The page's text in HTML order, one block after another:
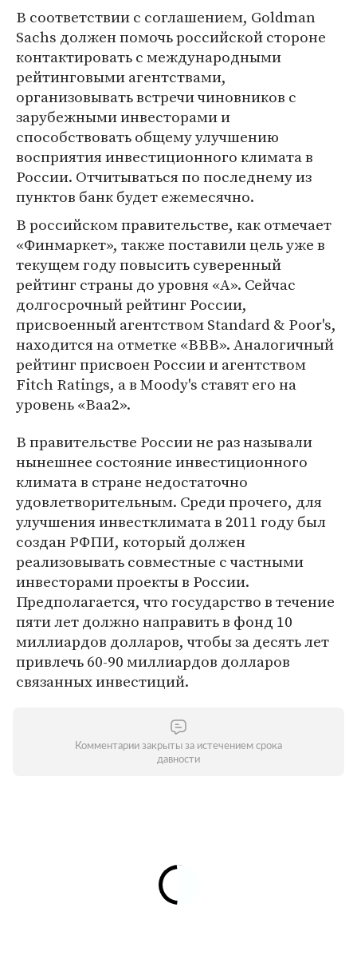
В соответствии с соглашением, Goldman
Sachs должен помочь российской стороне
контактировать с международными
рейтинговыми агентствами,
организовывать встречи чиновников с
зарубежными инвесторами и
способствовать общему улучшению
восприятия инвестиционного климата в
России. Отчитываться по последнему из
пунктов банк будет ежемесячно.
В российском правительстве, как отмечает
«Финмаркет», также поставили цель уже в
текущем году повысить суверенный
рейтинг страны до уровня «А». Сейчас
долгосрочный рейтинг России,
присвоенный агентством Standard & Poor's,
находится на отметке «ВВВ». Аналогичный
рейтинг присвоен России и агентством
Fitch Ratings, а в Moody's ставят его на
уровень «Ваа2».
В правительстве России не раз называли
нынешнее состояние инвестиционного
климата в стране недостаточно
удовлетворительным. Среди прочего, для
улучшения инвестклимата в 2011 году был
создан РФПИ, который должен
реализовывать совместные с частными
инвесторами проекты в России.
Предполагается, что государство в течение
пяти лет должно направить в фонд 10
миллиардов долларов, чтобы за десять лет
привлечь 60-90 миллиардов долларов
связанных инвестиций.
Комментарии закрыты за истечением срока
давности